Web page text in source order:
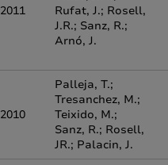
2011
Rufat, J.; Rosell,
J.R.; Sanz, R.;
Arnó, J.
2010
Palleja, T.;
Tresanchez, M.;
Teixido, M.;
Sanz, R.; Rosell,
JR.; Palacin, J.